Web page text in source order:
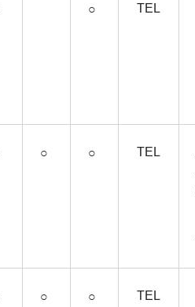
○ TEL
○ ○ TEL
○ ○ TEL